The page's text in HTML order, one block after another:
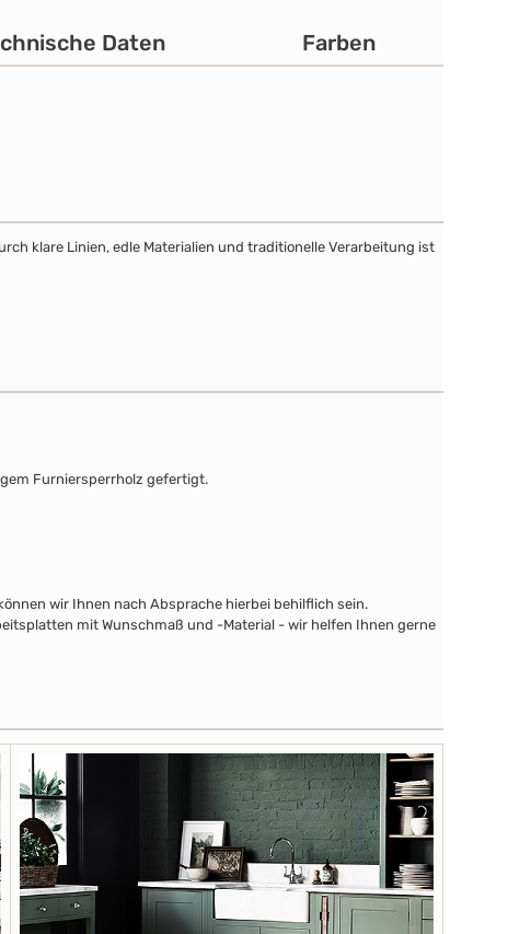
Daten Farben
klare Linien, edle Materialien und traditionelle Verarbeitung ist
Furniersperrholz gefertigt.
wir Ihnen nach Absprache hierbei behilflich sein.
mit Wunschmaß und -Material - wir helfen Ihnen gerne